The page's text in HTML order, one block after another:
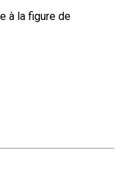
à la figure de